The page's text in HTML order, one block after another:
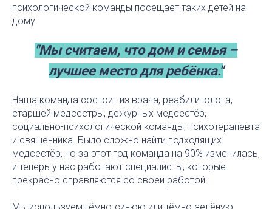
психологической команды посещает таких детей на
дому.
"Мы считаем, что дом и семья –
лучшее место для ребёнка."
Наша команда состоит из врача, реабилитолога,
старшей медсестры, дежурных медсестёр,
социально-психологической команды, психотерапевта
и священника. Было сложно найти подходящих
медсестёр, но за этот год команда на 90% изменилась,
и теперь у нас работают специалисты, которые
прекрасно справляются со своей работой.